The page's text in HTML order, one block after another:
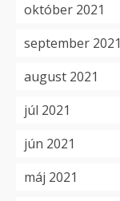
október 2021
september 2021
august 2021
júl 2021
jún 2021
máj 2021